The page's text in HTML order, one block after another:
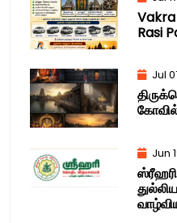
Vakra
Rasi
Jul
Jun